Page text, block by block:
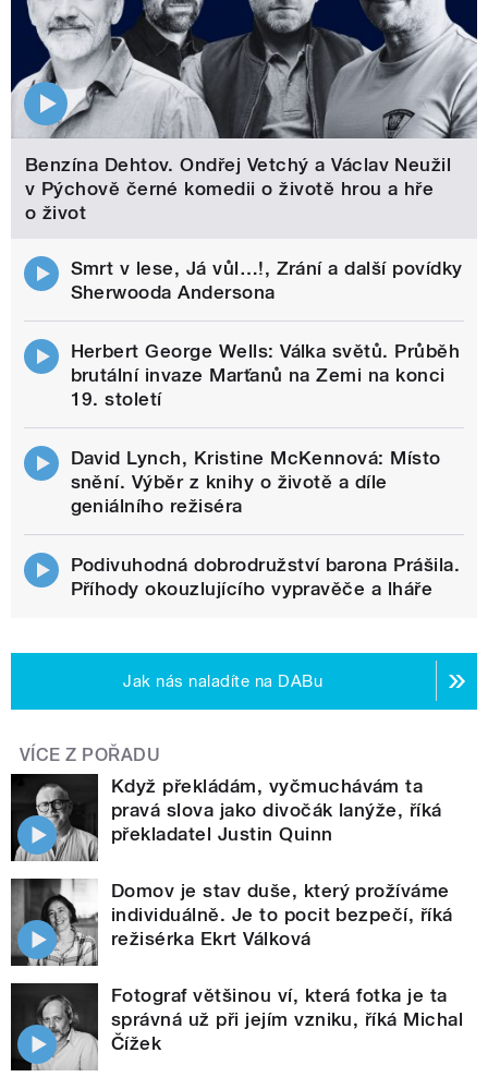
Benzína Dehtov. Ondřej Vetchý a Václav Neužil
v Pýchově černé komedii o životě hrou a hře
o život
Smrt v lese, Já vůl…!, Zrání a další povídky
Sherwooda Andersona
Herbert George Wells: Válka světů. Průběh
brutální invaze Marťanů na Zemi na konci
19. století
David Lynch, Kristine McKennová: Místo
snění. Výběr z knihy o životě a díle
geniálního režiséra
Podivuhodná dobrodružství barona Prášila.
Příhody okouzlujícího vypravěče a lháře
Jak nás naladíte na DABu
VÍCE Z POŘADU
Když překládám, vyčmuchávám ta
pravá slova jako divočák lanýže, říká
překladatel Justin Quinn
Domov je stav duše, který prožíváme
individuálně. Je to pocit bezpečí, říká
režisérka Ekrt Válková
Fotograf většinou ví, která fotka je ta
správná už při jejím vzniku, říká Michal
Čížek